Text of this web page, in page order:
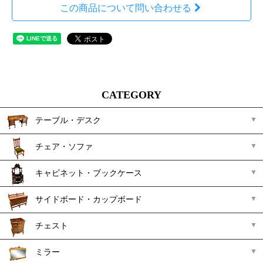
この商品について問い合わせる
CATEGORY
テーブル・デスク
チェア・ソファ
キャビネット・ブックケース
サイドボード・カップボード
チェスト
ミラー